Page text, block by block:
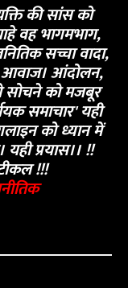
की सांस को
वह भागमभाग,
सच्चा वादा,
आवाज। आंदोलन,
को मजबूर
समाचार' यही
को ध्यान में
प्रयास।। !!
!!!